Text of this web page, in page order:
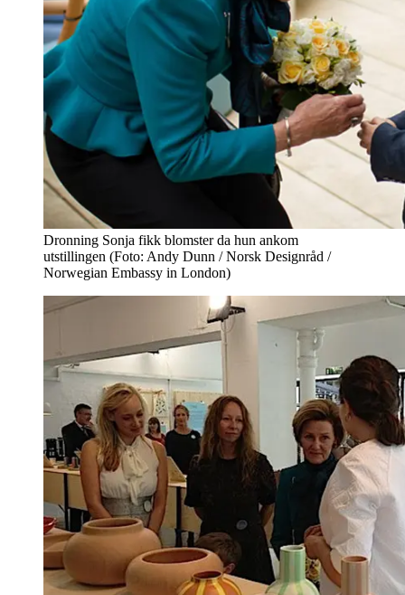
Dronning Sonja fikk blomster da hun ankom
utstillingen (Foto: Andy Dunn / Norsk Designråd /
Norwegian Embassy in London)